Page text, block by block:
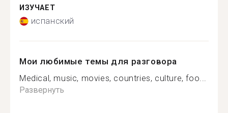
ИЗУЧАЕТ
испанский
Мои любимые темы для разговора
Medical, music, movies, countries, culture, foo...
Развернуть